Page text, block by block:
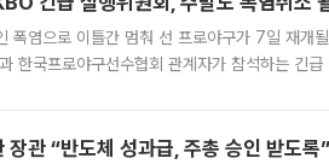
폭염으로 이틀간 멈춰 선 프로야구가 7일 재
한국프로야구선수협회 관계자가 참석하는 긴
장관 “반도체 성과급, 주총 승인 받도